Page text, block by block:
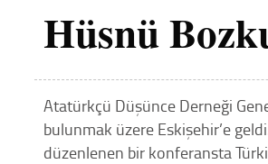
Hüsnü
Atatürkçü Düşünce Derneği
bulunmak üzere Eskişehir’e
düzenlenen bir konferansta